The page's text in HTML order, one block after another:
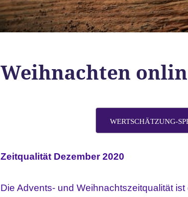
Weihnachten
WERTSCHÄTZUNG-
Zeitqualität Dezember 2020
Die Advents- und Weihnachtszeitqualität